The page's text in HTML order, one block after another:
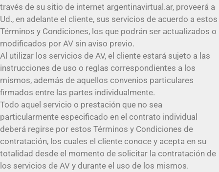
través de su sitio de internet argentinavirtual.ar, proveerá a
Ud., en adelante el cliente, sus servicios de acuerdo a estos
Términos y Condiciones, los que podrán ser actualizados o
modificados por AV sin aviso previo.
Al utilizar los servicios de AV, el cliente estará sujeto a las
instrucciones de uso o reglas correspondientes a los
mismos, además de aquellos convenios particulares
firmados entre las partes individualmente.
Todo aquel servicio o prestación que no sea
particularmente especificado en el contrato individual
deberá regirse por estos Términos y Condiciones de
contratación, los cuales el cliente conoce y acepta en su
totalidad desde el momento de solicitar la contratación de
los servicios de AV y durante el uso de los mismos.